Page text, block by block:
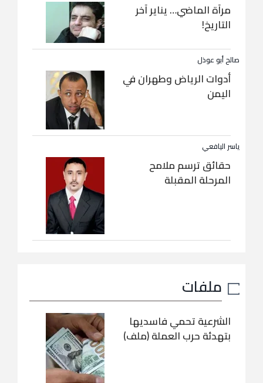
مرآة الماضي… يناير آخر
التاريخ!
صالح أبو عوذل
أدوات الرياض وطهران في
اليمن
ياسر اليافعي
حقائق ترسم ملامح
المرحلة المقبلة
ملفات
الشرعية تحمي فاسديها
بتهدئة حرب العملة (ملف)